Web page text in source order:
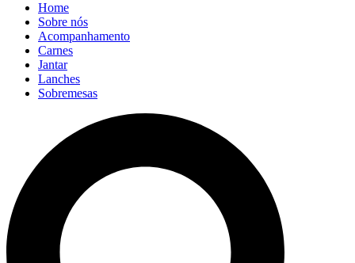
Home
Sobre nós
Acompanhamento
Carnes
Jantar
Lanches
Sobremesas